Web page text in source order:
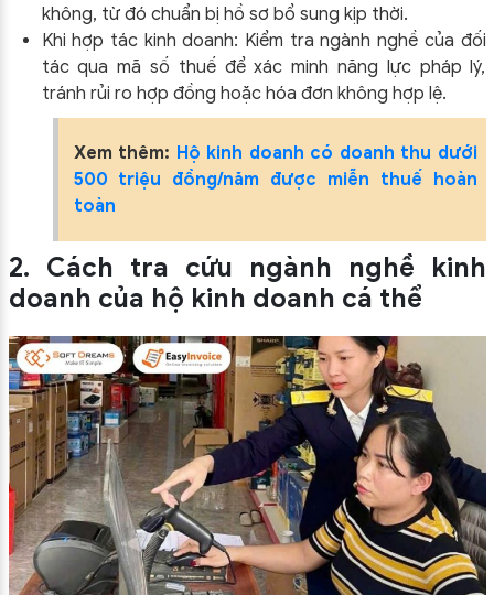
không, từ đó chuẩn bị hồ sơ bổ sung kịp thời.​
Khi hợp tác kinh doanh: Kiểm tra ngành nghề của đối
tác qua mã số thuế để xác minh năng lực pháp lý,
tránh rủi ro hợp đồng hoặc hóa đơn không hợp lệ.​
Xem thêm: Hộ kinh doanh có doanh thu dưới
500 triệu đồng/năm được miễn thuế hoàn
toàn
2. Cách tra cứu ngành nghề kinh
doanh của hộ kinh doanh cá thể